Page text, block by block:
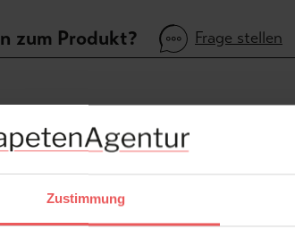
Zustimmung
zum Produkt? Frage stellen